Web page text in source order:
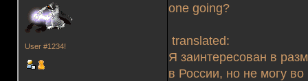
User #1234!
one going?
translated:
Я заинтересован в
в России, но не могу во